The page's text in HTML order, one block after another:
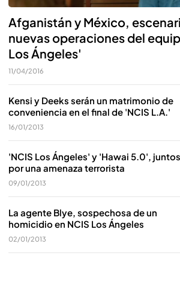
Afganistán y México,
nuevas operaciones del
Los Ángeles'
11/04/2016
Kensi y Deeks serán un matrimonio de
conveniencia en el final de 'NCIS L.A.'
16/01/2013
'NCIS Los Ángeles' y 'Hawai 5.0', juntos
por una amenaza terrorista
09/01/2013
La agente Blye, sospechosa de un
homicidio en NCIS Los Ángeles
02/01/2013